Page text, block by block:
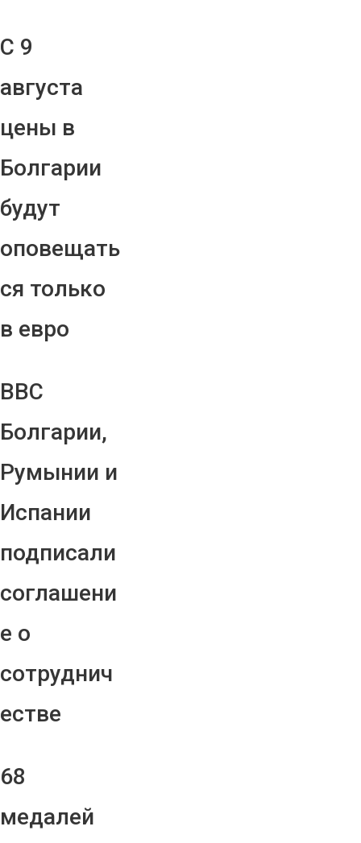
С 9
августа
цены в
Болгарии
будут
оповещать
ся только
в евро
ВВС
Болгарии,
Румынии и
Испании
подписали
соглашени
е о
сотруднич
естве
68
медалей